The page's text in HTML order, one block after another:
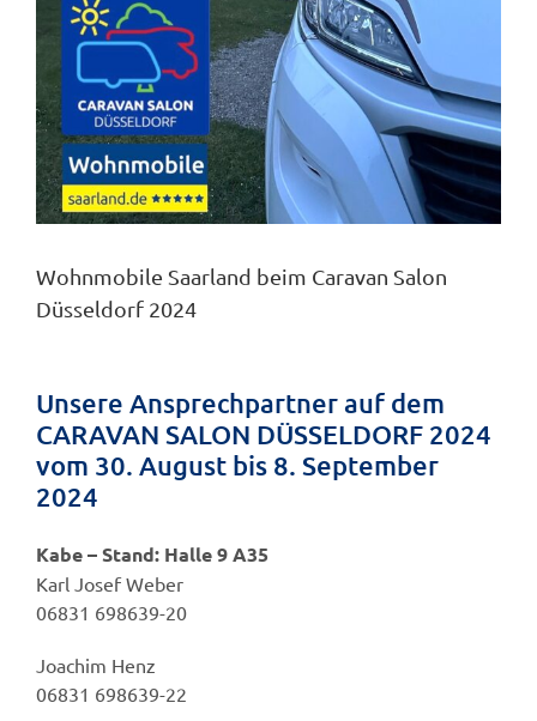
Öffnungszeiten
Wohnmobile Saarland beim Caravan Salon
Düsseldorf 2024
Unsere Ansprechpartner auf dem
CARAVAN SALON DÜSSELDORF 2024
vom 30. August bis 8. September
2024
Kabe – Stand: Halle 9 A35
Karl Josef Weber
06831 698639-20
Joachim Henz
06831 698639-22